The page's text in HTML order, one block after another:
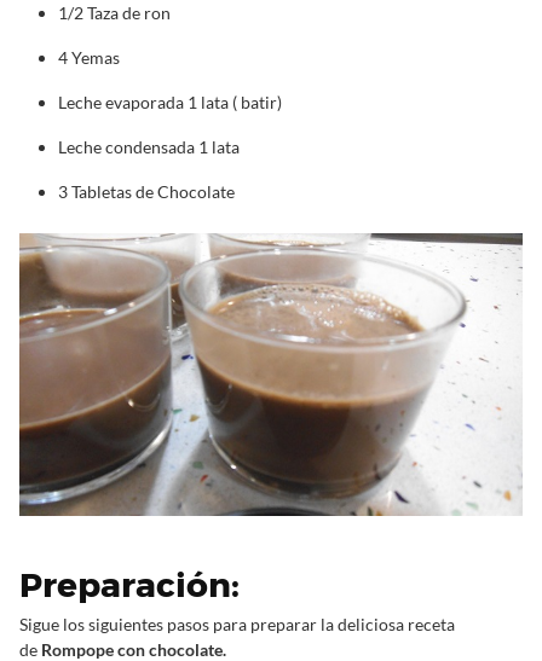
1/2 Taza de ron
4 Yemas
Leche evaporada 1 lata ( batir)
Leche condensada 1 lata
3 Tabletas de Chocolate
Preparación:
Sigue los siguientes pasos para preparar la deliciosa receta
de Rompope con chocolate.